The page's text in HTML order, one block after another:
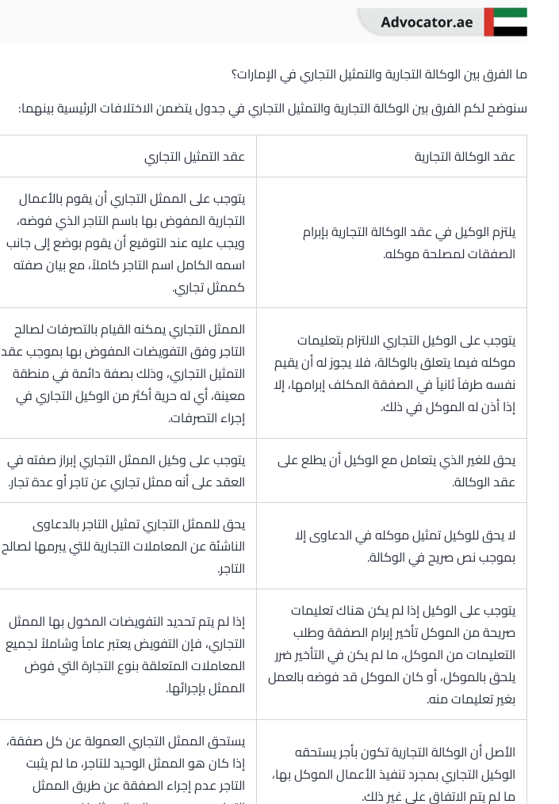
ما الفرق بين الوكالة التجارية والتمثيل التجاري في الإمارات؟
سنوضح لكم الفرق بين الوكالة التجارية والتمثيل التجاري في جدول يتضمن الاختلافات الرئيسية بينهما:
عقد الوكالة التجارية عقد التمثيل التجاري
يلتزم الوكيل في عقد الوكالة التجارية بإبرام
الصفقات لمصلحة موكله.
يتوجب على الممثل التجاري أن يقوم بالأعمال
التجارية المفوض بها باسم التاجر الذي فوضه،
ويجب عليه عند التوقيع أن يقوم بوضع إلى جانب
اسمه الكامل اسم التاجر كاملاً، مع بيان صفته
كممثل تجاري.
يتوجب على الوكيل التجاري الالتزام بتعليمات
موكله فيما يتعلق بالوكالة، فلا يجوز له أن يقيم
نفسه طرفاً ثانياً في الصفقة المكلف إبرامها، إلا
إذا أذن له الموكل في ذلك.
الممثل التجاري يمكنه القيام بالتصرفات لصالح
التاجر وفق التفويضات المفوض بها بموجب عقد
التمثيل التجاري، وذلك بصفة دائمة في منطقة
معينة، أي له حرية أكثر من الوكيل التجاري في
إجراء التصرفات.
يحق للغير الذي يتعامل مع الوكيل أن يطلع على
عقد الوكالة.
يتوجب على وكيل الممثل التجاري إبراز صفته في
العقد على أنه ممثل تجاري عن تاجر أو عدة تجار.
لا يحق للوكيل تمثيل موكله في الدعاوى إلا
بموجب نص صريح في الوكالة.
يحق للممثل التجاري تمثيل التاجر بالدعاوى
الناشئة عن المعاملات التجارية للتي يبرمها لصالح
التاجر.
يتوجب على الوكيل إذا لم يكن هناك تعليمات
صريحة من الموكل تأخير إبرام الصفقة وطلب
التعليمات من الموكل، ما لم يكن في التأخير ضرر
يلحق بالموكل، أو كان الموكل قد فوضه بالعمل
بغير تعليمات منه.
إذا لم يتم تحديد التفويضات المخول بها الممثل
التجاري، فإن التفويض يعتبر عاماً وشاملاً لجميع
المعاملات المتعلقة بنوع التجارة التي فوض
الممثل بإجرائها.
الأصل أن الوكالة التجارية تكون بأجر يستحقه
الوكيل التجاري بمجرد تنفيذ الأعمال الموكل بها،
ما لم يتم الاتفاق على غير ذلك.
يستحق الممثل التجاري العمولة عن كل صفقة،
إذا كان هو الممثل الوحيد للتاجر، ما لم يثبت
التاجر عدم إجراء الصفقة عن طريق الممثل